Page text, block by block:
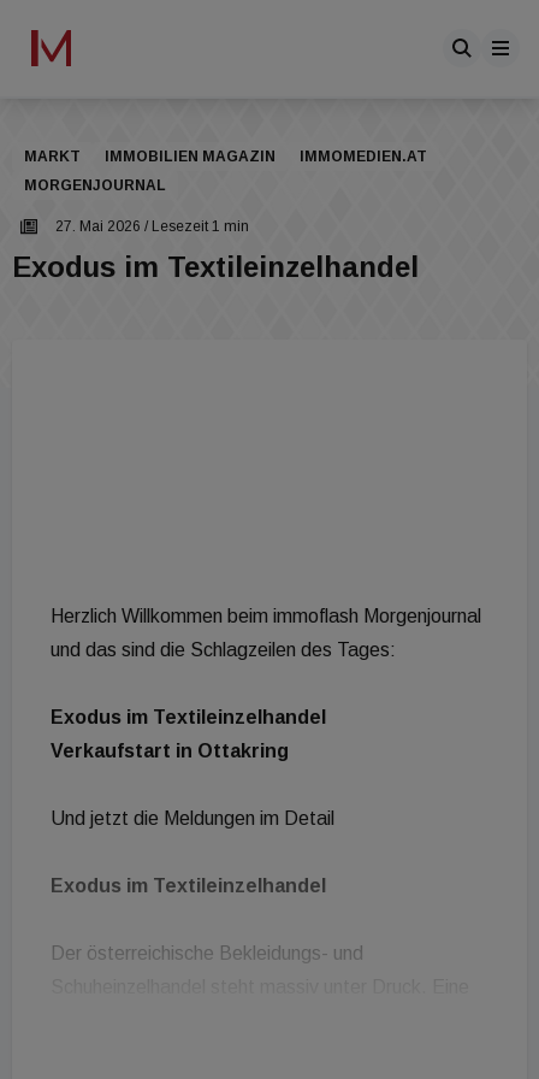
MARKT IMMOBILIEN MAGAZIN
IMMOMEDIEN.AT
MORGENJOURNAL
27. Mai 2026 / Lesezeit 1 min
Exodus im Textileinzelhandel
Herzlich Willkommen beim immoflash Morgenjournal
und das sind die Schlagzeilen des Tages:
Exodus im Textileinzelhandel
Verkaufstart in Ottakring
Und jetzt die Meldungen im Detail
Exodus im Textileinzelhandel
Der österreichische Bekleidungs- und